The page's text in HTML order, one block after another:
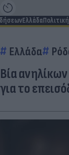
ΕλλάδαΠολιτική
Ελλάδα
Βία
για το